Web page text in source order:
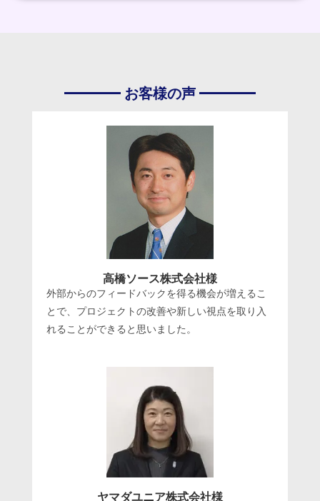
お客様の声
高橋ソース株式会社様
外部からのフィードバックを得る機会が増えるこ
とで、プロジェクトの改善や新しい視点を取り入
れることができると思いました。
ヤマダユニア株式会社様